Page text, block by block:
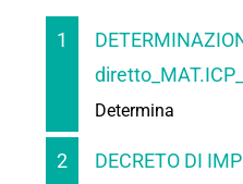
1
Determina
2 DECRETO DI